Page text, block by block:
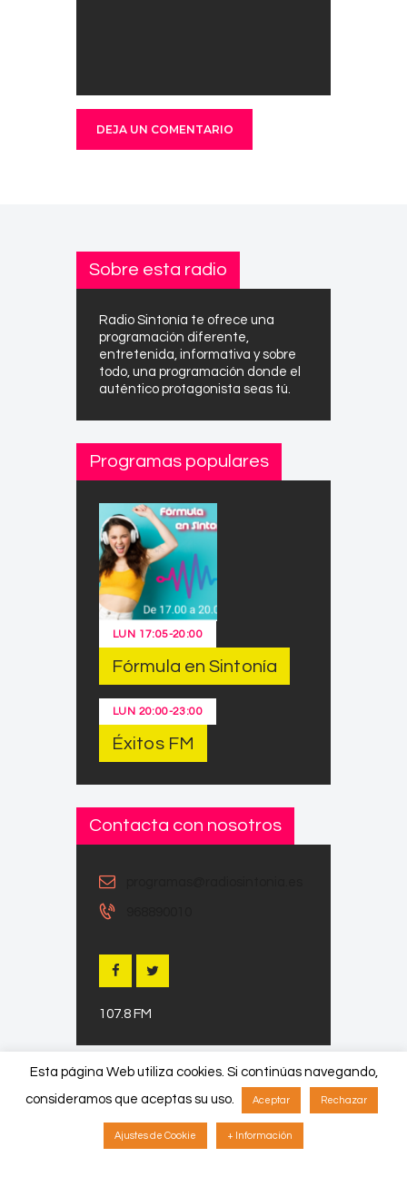
Sobre esta radio
Radio Sintonía te ofrece una
programación diferente,
entretenida, informativa y sobre
todo, una programación donde el
auténtico protagonista seas tú.
Programas populares
LUN 17:05-20:00
Fórmula en Sintonía
LUN 20:00-23:00
Éxitos FM
Contacta con nosotros
107.8 FM
Copyright © 2026 by ThemeREX. All
rights reserved.
Esta página Web utiliza cookies. Si continúas navegando,
consideramos que aceptas su uso.
Aceptar Rechazar
Ajustes de Cookie + Información